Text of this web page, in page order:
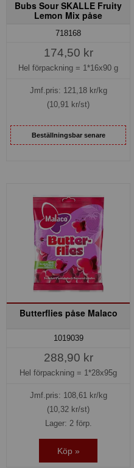
Bubs Sour SKALLE Fruity
Lemon Mix påse
718168
174,50 kr
Hel förpackning = 1*16x90 g
Jmf.pris: 121,18kr/kg
(10,91 kr/st)
Beställningsbar senare
Butterflies påse Malaco
1019039
288,90 kr
Hel förpackning = 1*28x95g
Jmf.pris: 108,61
kr/kg
(10,32 kr/st)
Lager: 2 förp.
Köp »